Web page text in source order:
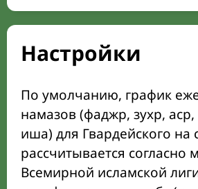
Настройки
По умолчанию, график
намазов (фаджр, зухр,
иша) для Гвардейского на
рассчитывается согласно
Всемирной исламской